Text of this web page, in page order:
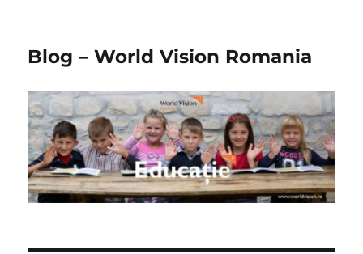
Blog – World Vision Romania